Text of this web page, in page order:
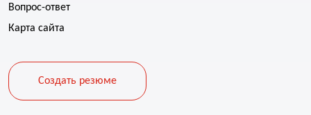
Вопрос-ответ
Карта сайта
Создать резюме